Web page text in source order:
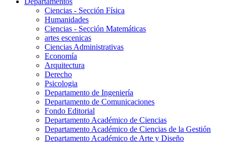
Ciencias - Sección Física
Humanidades
Ciencias - Sección Matemáticas
artes escenicas
Ciencias Administrativas
Economía
Arquitectura
Derecho
Psicologia
Departamento de Ingeniería
Departamento de Comunicaciones
Fondo Editorial
Departamento Académico de Ciencias
Departamento Académico de Ciencias de la Gestión
Departamento Académico de Arte y Diseño